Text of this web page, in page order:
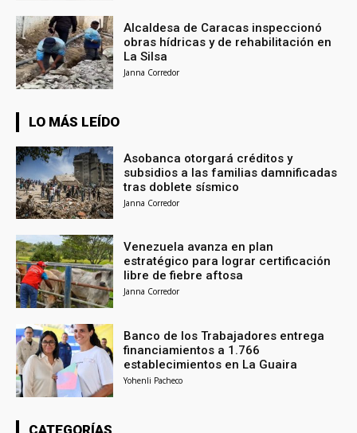
Alcaldesa de Caracas inspeccionó
obras hídricas y de rehabilitación en
La Silsa
Janna Corredor
LO MÁS LEÍDO
Asobanca otorgará créditos y
subsidios a las familias damnificadas
tras doblete sísmico
Janna Corredor
Venezuela avanza en plan
estratégico para lograr certificación
libre de fiebre aftosa
Janna Corredor
Banco de los Trabajadores entrega
financiamientos a 1.766
establecimientos en La Guaira
Yohenli Pacheco
CATEGORÍAS